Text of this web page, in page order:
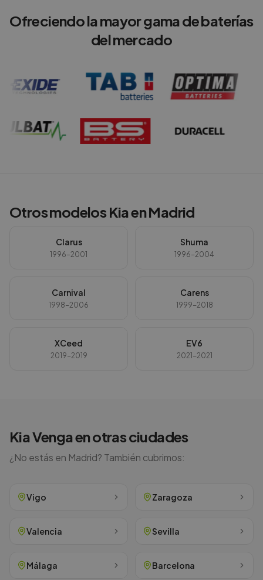
Ofreciendo la mayor gama de baterías
del mercado
Otros modelosKiaenMadrid
Clarus
1996-2001
Shuma
1996-2004
Carnival
1998-2006
Carens
1999-2018
XCeed
2019-2019
EV6
2021-2021
KiaVengaen otras ciudades
¿No estás en Madrid? También cubrimos:
Vigo Zaragoza
Valencia Sevilla
Málaga Barcelona